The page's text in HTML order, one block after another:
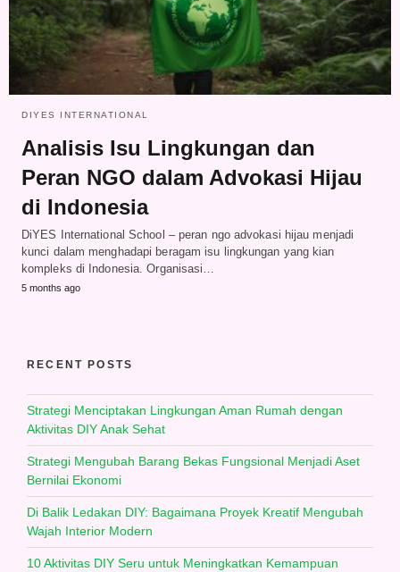
DIYES INTERNATIONAL
Analisis Isu Lingkungan dan
Peran NGO dalam Advokasi Hijau
di Indonesia
DiYES International School – peran ngo advokasi hijau menjadi
kunci dalam menghadapi beragam isu lingkungan yang kian
kompleks di Indonesia. Organisasi…
5 months ago
RECENT POSTS
Strategi Menciptakan Lingkungan Aman Rumah dengan
Aktivitas DIY Anak Sehat
Strategi Mengubah Barang Bekas Fungsional Menjadi Aset
Bernilai Ekonomi
Di Balik Ledakan DIY: Bagaimana Proyek Kreatif Mengubah
Wajah Interior Modern
10 Aktivitas DIY Seru untuk Meningkatkan Kemampuan